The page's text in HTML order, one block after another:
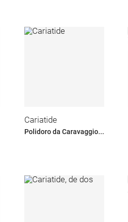
Cariatide
Polidoro da Caravaggio...